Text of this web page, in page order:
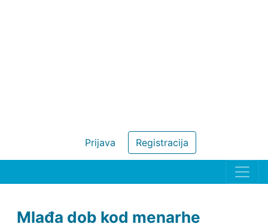
Registracija
Prijava
Mlađa dob kod menarhe